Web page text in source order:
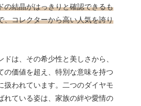
の結晶がはっきりと確認できるも
、コレクターから高い人気を誇り
ドは、その希少性と美しさから、
の価値を超え、特別な意味を持つ
扱われています。二つのダイヤモ
れている姿は、家族の絆や愛情の